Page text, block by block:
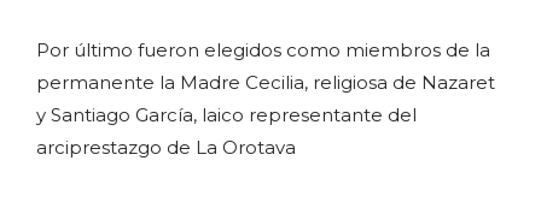
Por último fueron elegidos como miembros de la
permanente la Madre Cecilia, religiosa de Nazaret
y Santiago García, laico representante del
arciprestazgo de La Orotava